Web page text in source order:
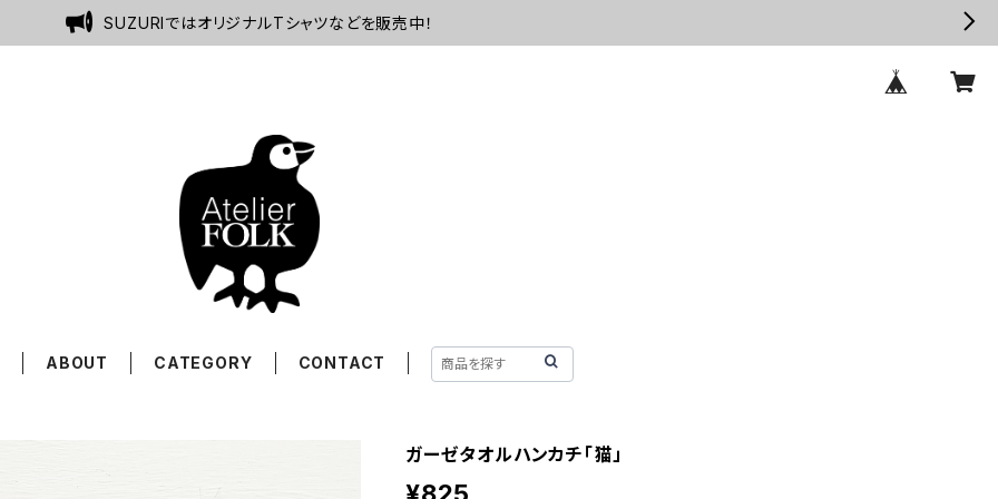
SUZURIではオリジナルTシャツなどを販売中！
ABOUT CATEGORY CONTACT
ガーゼタオルハンカチ「猫」